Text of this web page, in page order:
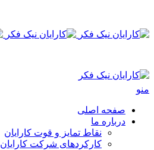
منو
صفحه اصلی
درباره ما
نقاط تمایز و قوت کارایان
کارکردهای شرکت کارایان